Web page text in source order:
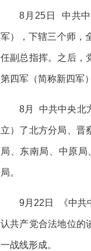
8月25日 中共
军），下辖三个师，
任副总指挥。之后，
第四军（简称新四军
8月 中共中央北
立）了北方分局、晋
局、东南局、中原
局。
9月22日 《中共
认共产党合法地位的
一战线形成。